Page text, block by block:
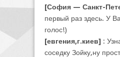
[София — Санкт-
первый раз здесь. У
голос!)
[евгения,г.киев] :
соседку Зойку,ну